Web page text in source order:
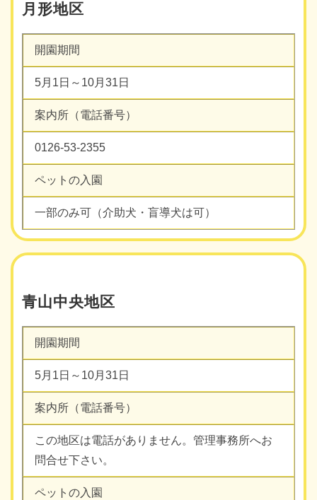
月形地区
開園期間
5月1日～10月31日
案内所（電話番号）
0126-53-2355
ペットの入園
一部のみ可（介助犬・盲導犬は可）
青山中央地区
開園期間
5月1日～10月31日
案内所（電話番号）
この地区は電話がありません。管理事務所へお
問合せ下さい。
ペットの入園